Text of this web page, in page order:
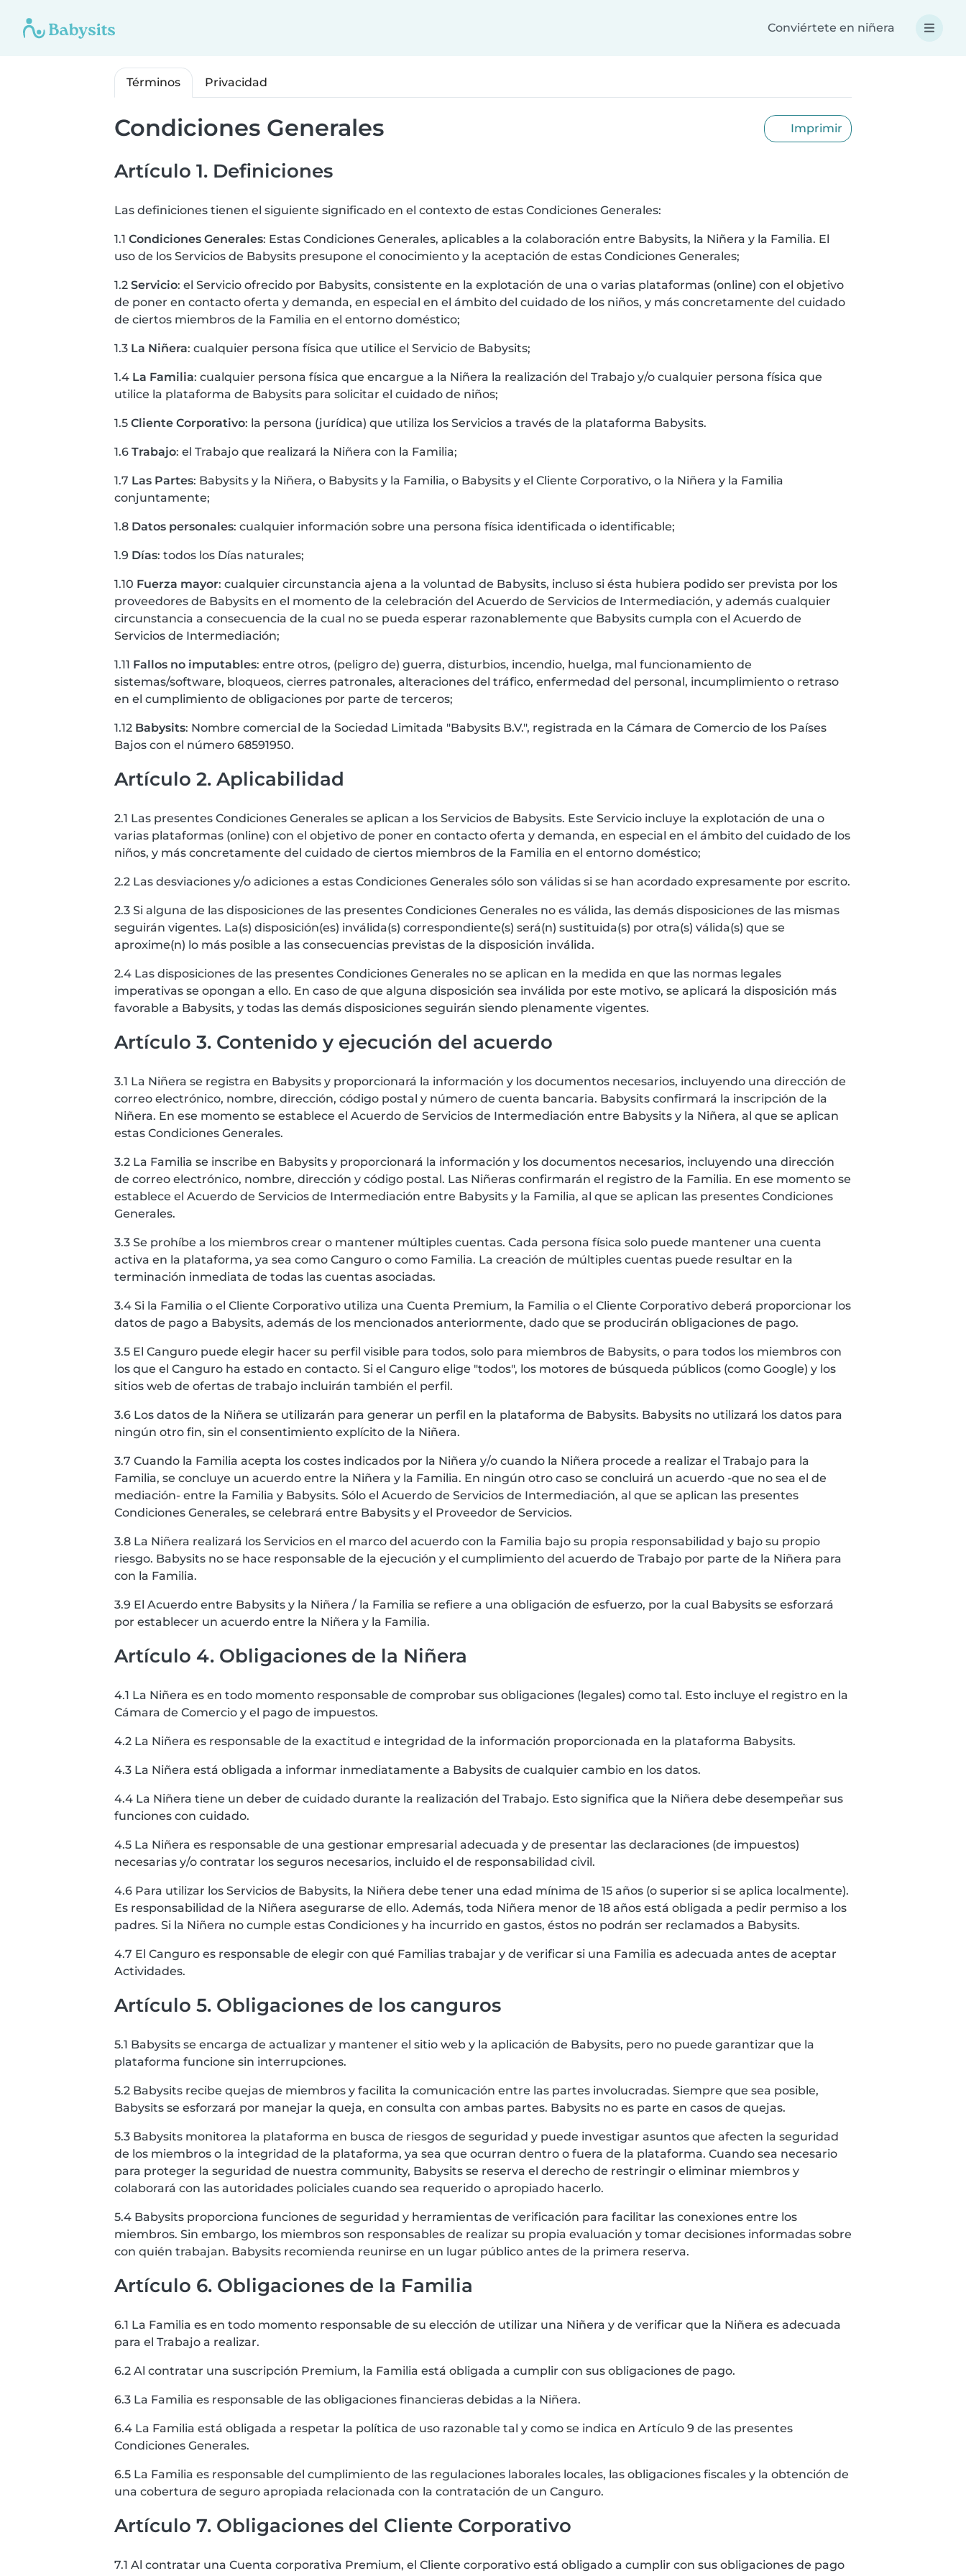
Conviértete en niñera
Términos Privacidad
Imprimir
Condiciones Generales
Artículo 1. Definiciones
Las definiciones tienen el siguiente significado en el contexto de estas Condiciones Generales:
1.1 Condiciones Generales: Estas Condiciones Generales, aplicables a la colaboración entre Babysits, la Niñera y la Familia. El
uso de los Servicios de Babysits presupone el conocimiento y la aceptación de estas Condiciones Generales;
1.2 Servicio: el Servicio ofrecido por Babysits, consistente en la explotación de una o varias plataformas (online) con el objetivo
de poner en contacto oferta y demanda, en especial en el ámbito del cuidado de los niños, y más concretamente del cuidado
de ciertos miembros de la Familia en el entorno doméstico;
1.3 La Niñera: cualquier persona física que utilice el Servicio de Babysits;
1.4 La Familia: cualquier persona física que encargue a la Niñera la realización del Trabajo y/o cualquier persona física que
utilice la plataforma de Babysits para solicitar el cuidado de niños;
1.5 Cliente Corporativo: la persona (jurídica) que utiliza los Servicios a través de la plataforma Babysits.
1.6 Trabajo: el Trabajo que realizará la Niñera con la Familia;
1.7 Las Partes: Babysits y la Niñera, o Babysits y la Familia, o Babysits y el Cliente Corporativo, o la Niñera y la Familia
conjuntamente;
1.8 Datos personales: cualquier información sobre una persona física identificada o identificable;
1.9 Días: todos los Días naturales;
1.10 Fuerza mayor: cualquier circunstancia ajena a la voluntad de Babysits, incluso si ésta hubiera podido ser prevista por los
proveedores de Babysits en el momento de la celebración del Acuerdo de Servicios de Intermediación, y además cualquier
circunstancia a consecuencia de la cual no se pueda esperar razonablemente que Babysits cumpla con el Acuerdo de
Servicios de Intermediación;
1.11 Fallos no imputables: entre otros, (peligro de) guerra, disturbios, incendio, huelga, mal funcionamiento de
sistemas/software, bloqueos, cierres patronales, alteraciones del tráfico, enfermedad del personal, incumplimiento o retraso
en el cumplimiento de obligaciones por parte de terceros;
1.12 Babysits: Nombre comercial de la Sociedad Limitada "Babysits B.V.", registrada en la Cámara de Comercio de los Países
Bajos con el número 68591950.
Artículo 2. Aplicabilidad
2.1 Las presentes Condiciones Generales se aplican a los Servicios de Babysits. Este Servicio incluye la explotación de una o
varias plataformas (online) con el objetivo de poner en contacto oferta y demanda, en especial en el ámbito del cuidado de los
niños, y más concretamente del cuidado de ciertos miembros de la Familia en el entorno doméstico;
2.2 Las desviaciones y/o adiciones a estas Condiciones Generales sólo son válidas si se han acordado expresamente por escrito.
2.3 Si alguna de las disposiciones de las presentes Condiciones Generales no es válida, las demás disposiciones de las mismas
seguirán vigentes. La(s) disposición(es) inválida(s) correspondiente(s) será(n) sustituida(s) por otra(s) válida(s) que se
aproxime(n) lo más posible a las consecuencias previstas de la disposición inválida.
2.4 Las disposiciones de las presentes Condiciones Generales no se aplican en la medida en que las normas legales
imperativas se opongan a ello. En caso de que alguna disposición sea inválida por este motivo, se aplicará la disposición más
favorable a Babysits, y todas las demás disposiciones seguirán siendo plenamente vigentes.
Artículo 3. Contenido y ejecución del acuerdo
3.1 La Niñera se registra en Babysits y proporcionará la información y los documentos necesarios, incluyendo una dirección de
correo electrónico, nombre, dirección, código postal y número de cuenta bancaria. Babysits confirmará la inscripción de la
Niñera. En ese momento se establece el Acuerdo de Servicios de Intermediación entre Babysits y la Niñera, al que se aplican
estas Condiciones Generales.
3.2 La Familia se inscribe en Babysits y proporcionará la información y los documentos necesarios, incluyendo una dirección
de correo electrónico, nombre, dirección y código postal. Las Niñeras confirmarán el registro de la Familia. En ese momento se
establece el Acuerdo de Servicios de Intermediación entre Babysits y la Familia, al que se aplican las presentes Condiciones
Generales.
3.3 Se prohíbe a los miembros crear o mantener múltiples cuentas. Cada persona física solo puede mantener una cuenta
activa en la plataforma, ya sea como Canguro o como Familia. La creación de múltiples cuentas puede resultar en la
terminación inmediata de todas las cuentas asociadas.
3.4 Si la Familia o el Cliente Corporativo utiliza una Cuenta Premium, la Familia o el Cliente Corporativo deberá proporcionar los
datos de pago a Babysits, además de los mencionados anteriormente, dado que se producirán obligaciones de pago.
3.5 El Canguro puede elegir hacer su perfil visible para todos, solo para miembros de Babysits, o para todos los miembros con
los que el Canguro ha estado en contacto. Si el Canguro elige "todos", los motores de búsqueda públicos (como Google) y los
sitios web de ofertas de trabajo incluirán también el perfil.
3.6 Los datos de la Niñera se utilizarán para generar un perfil en la plataforma de Babysits. Babysits no utilizará los datos para
ningún otro fin, sin el consentimiento explícito de la Niñera.
3.7 Cuando la Familia acepta los costes indicados por la Niñera y/o cuando la Niñera procede a realizar el Trabajo para la
Familia, se concluye un acuerdo entre la Niñera y la Familia. En ningún otro caso se concluirá un acuerdo -que no sea el de
mediación- entre la Familia y Babysits. Sólo el Acuerdo de Servicios de Intermediación, al que se aplican las presentes
Condiciones Generales, se celebrará entre Babysits y el Proveedor de Servicios.
3.8 La Niñera realizará los Servicios en el marco del acuerdo con la Familia bajo su propia responsabilidad y bajo su propio
riesgo. Babysits no se hace responsable de la ejecución y el cumplimiento del acuerdo de Trabajo por parte de la Niñera para
con la Familia.
3.9 El Acuerdo entre Babysits y la Niñera / la Familia se refiere a una obligación de esfuerzo, por la cual Babysits se esforzará
por establecer un acuerdo entre la Niñera y la Familia.
Artículo 4. Obligaciones de la Niñera
4.1 La Niñera es en todo momento responsable de comprobar sus obligaciones (legales) como tal. Esto incluye el registro en la
Cámara de Comercio y el pago de impuestos.
4.2 La Niñera es responsable de la exactitud e integridad de la información proporcionada en la plataforma Babysits.
4.3 La Niñera está obligada a informar inmediatamente a Babysits de cualquier cambio en los datos.
4.4 La Niñera tiene un deber de cuidado durante la realización del Trabajo. Esto significa que la Niñera debe desempeñar sus
funciones con cuidado.
4.5 La Niñera es responsable de una gestionar empresarial adecuada y de presentar las declaraciones (de impuestos)
necesarias y/o contratar los seguros necesarios, incluido el de responsabilidad civil.
4.6 Para utilizar los Servicios de Babysits, la Niñera debe tener una edad mínima de 15 años (o superior si se aplica localmente).
Es responsabilidad de la Niñera asegurarse de ello. Además, toda Niñera menor de 18 años está obligada a pedir permiso a los
padres. Si la Niñera no cumple estas Condiciones y ha incurrido en gastos, éstos no podrán ser reclamados a Babysits.
4.7 El Canguro es responsable de elegir con qué Familias trabajar y de verificar si una Familia es adecuada antes de aceptar
Actividades.
Artículo 5. Obligaciones de los canguros
5.1 Babysits se encarga de actualizar y mantener el sitio web y la aplicación de Babysits, pero no puede garantizar que la
plataforma funcione sin interrupciones.
5.2 Babysits recibe quejas de miembros y facilita la comunicación entre las partes involucradas. Siempre que sea posible,
Babysits se esforzará por manejar la queja, en consulta con ambas partes. Babysits no es parte en casos de quejas.
5.3 Babysits monitorea la plataforma en busca de riesgos de seguridad y puede investigar asuntos que afecten la seguridad
de los miembros o la integridad de la plataforma, ya sea que ocurran dentro o fuera de la plataforma. Cuando sea necesario
para proteger la seguridad de nuestra community, Babysits se reserva el derecho de restringir o eliminar miembros y
colaborará con las autoridades policiales cuando sea requerido o apropiado hacerlo.
5.4 Babysits proporciona funciones de seguridad y herramientas de verificación para facilitar las conexiones entre los
miembros. Sin embargo, los miembros son responsables de realizar su propia evaluación y tomar decisiones informadas sobre
con quién trabajan. Babysits recomienda reunirse en un lugar público antes de la primera reserva.
Artículo 6. Obligaciones de la Familia
6.1 La Familia es en todo momento responsable de su elección de utilizar una Niñera y de verificar que la Niñera es adecuada
para el Trabajo a realizar.
6.2 Al contratar una suscripción Premium, la Familia está obligada a cumplir con sus obligaciones de pago.
6.3 La Familia es responsable de las obligaciones financieras debidas a la Niñera.
6.4 La Familia está obligada a respetar la política de uso razonable tal y como se indica en Artículo 9 de las presentes
Condiciones Generales.
6.5 La Familia es responsable del cumplimiento de las regulaciones laborales locales, las obligaciones fiscales y la obtención de
una cobertura de seguro apropiada relacionada con la contratación de un Canguro.
Artículo 7. Obligaciones del Cliente Corporativo
7.1 Al contratar una Cuenta corporativa Premium, el Cliente corporativo está obligado a cumplir con sus obligaciones de pago